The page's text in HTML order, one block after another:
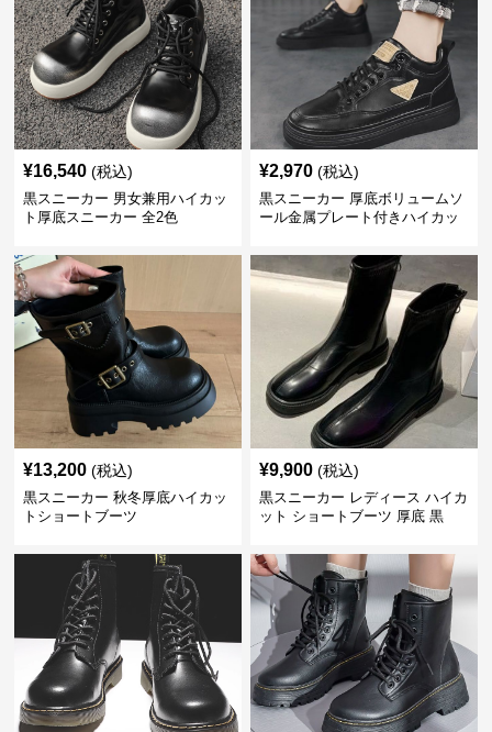
¥16,540 (税込)
黒スニーカー 男女兼用ハイカッ
ト厚底スニーカー 全2色
¥2,970 (税込)
黒スニーカー 厚底ボリュームソ
ール金属プレート付きハイカッ
¥13,200 (税込)
黒スニーカー 秋冬厚底ハイカッ
トショートブーツ
¥9,900 (税込)
黒スニーカー レディース ハイカ
ット ショートブーツ 厚底 黒